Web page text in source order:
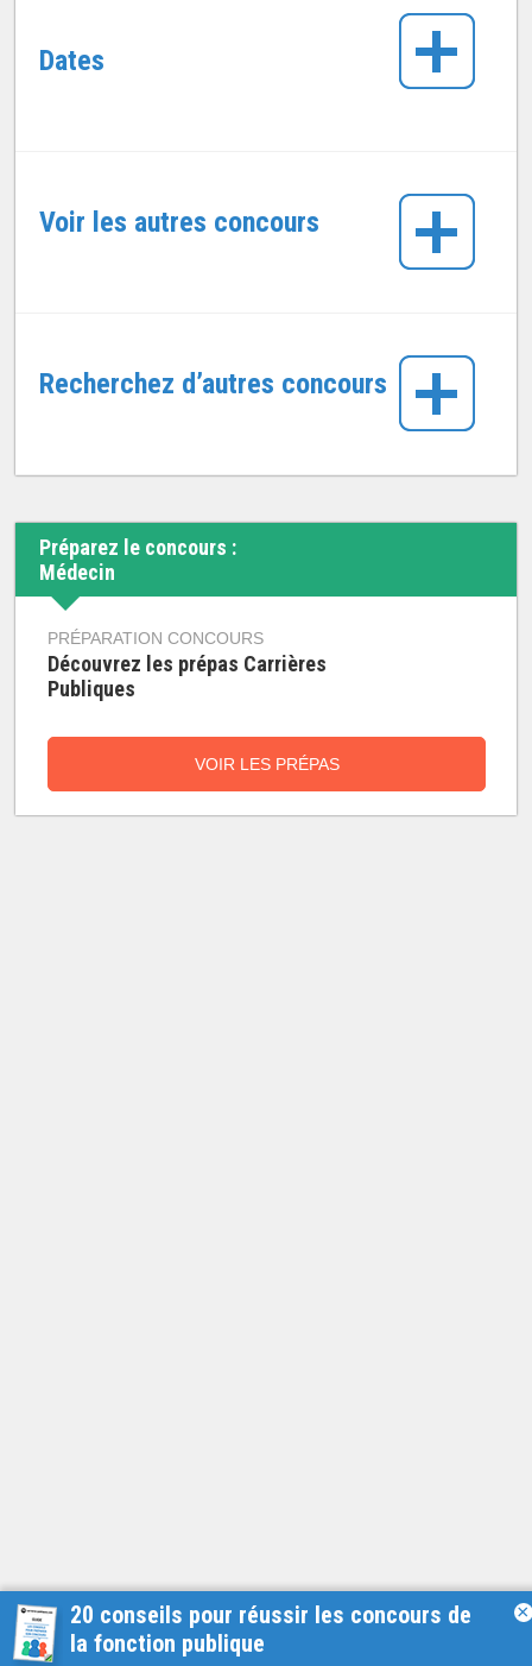
Dates
Voir les autres concours
Recherchez d’autres concours
Préparez le concours :
Médecin
PRÉPARATION CONCOURS
Découvrez les prépas Carrières
Publiques
VOIR LES PRÉPAS
20 conseils pour réussir les concours de
la fonction publique
×